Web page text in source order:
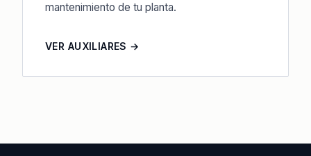
mantenimiento de tu planta.
VER AUXILIARES →